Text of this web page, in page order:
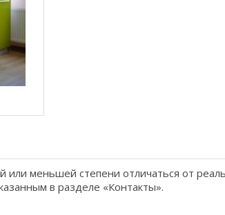
или меньшей степени отличаться от
в разделе «Контакты».